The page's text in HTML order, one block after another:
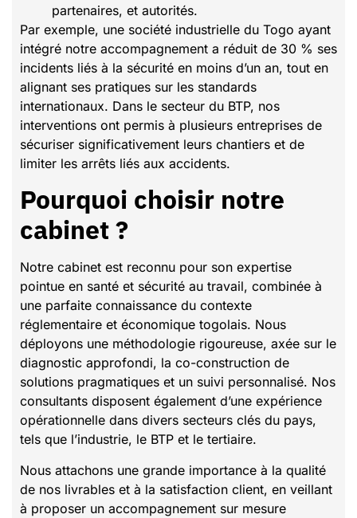
partenaires, et autorités.
Par exemple, une société industrielle du Togo ayant
intégré notre accompagnement a réduit de 30 % ses
incidents liés à la sécurité en moins d’un an, tout en
alignant ses pratiques sur les standards
internationaux. Dans le secteur du BTP, nos
interventions ont permis à plusieurs entreprises de
sécuriser significativement leurs chantiers et de
limiter les arrêts liés aux accidents.
Pourquoi choisir notre
cabinet ?
Notre cabinet est reconnu pour son expertise
pointue en santé et sécurité au travail, combinée à
une parfaite connaissance du contexte
réglementaire et économique togolais. Nous
déployons une méthodologie rigoureuse, axée sur le
diagnostic approfondi, la co-construction de
solutions pragmatiques et un suivi personnalisé. Nos
consultants disposent également d’une expérience
opérationnelle dans divers secteurs clés du pays,
tels que l’industrie, le BTP et le tertiaire.
Nous attachons une grande importance à la qualité
de nos livrables et à la satisfaction client, en veillant
à proposer un accompagnement sur mesure